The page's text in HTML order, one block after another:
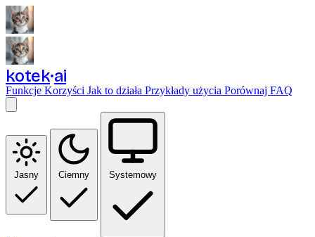
kotek ai
Funkcje Korzyści Jak to działa Przykłady użycia Porównaj FAQ
Jasny Ciemny Systemowy